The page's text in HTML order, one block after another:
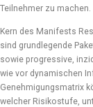
Teilnehmer zu machen.
Kern des Manifests
sind grundlegende
sowie progressive,
wie vor dynamischen
Genehmigungsmatrix
welcher Risikostufe,